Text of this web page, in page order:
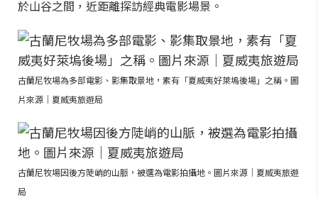
於山谷之間，近距離探訪經典電影場景。
古蘭尼牧場為多部電影、影集取景地，素有「夏威夷好萊塢後場」之稱。圖
片來源｜夏威夷旅遊局
古蘭尼牧場因後方陡峭的山脈，被選為電影拍攝地。圖片來源｜夏威夷旅遊
局